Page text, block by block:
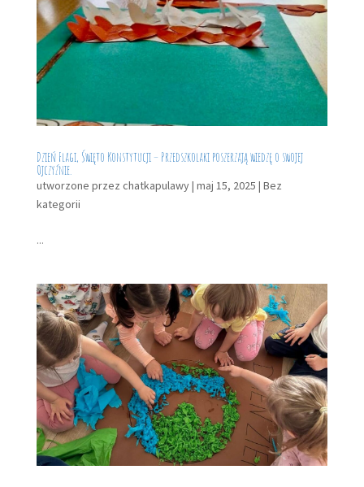
Dzień Flagi, Święto Konstytucji – Przedszkolaki poszerzają wiedzę o swojej
Ojczyźnie.
utworzone przez chatkapulawy| maj 15, 2025 | Bez
kategorii
...